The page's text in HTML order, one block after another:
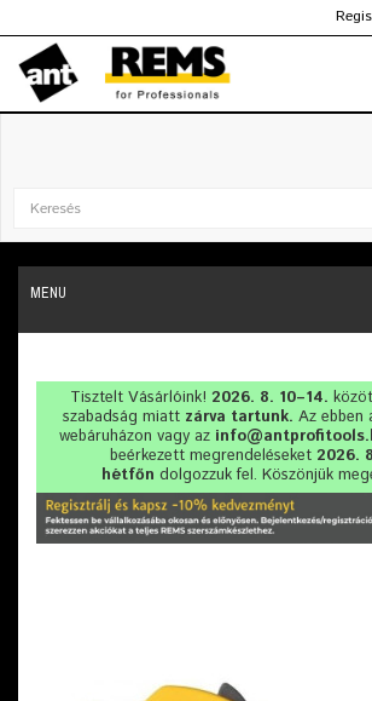
MENU
Tisztelt Vásárlóink! 2026. 8. 10–14.
szabadság miatt zárva tartunk. Az ebben
webáruházon vagy az
beérkezett megrendeléseket 2026.
hétfőn dolgozzuk fel. Köszönjük